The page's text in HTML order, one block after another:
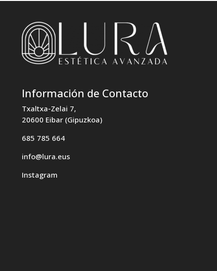
Información de Contacto
Txaltxa-Zelai 7,
20600 Eibar (Gipuzkoa)
685 785 664
info@lura.eus
Instagram